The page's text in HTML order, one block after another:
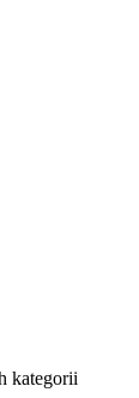
kategorii